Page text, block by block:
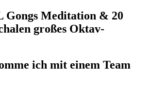
Gongs Meditation & 20
großes Oktav-
ich mit einem Team